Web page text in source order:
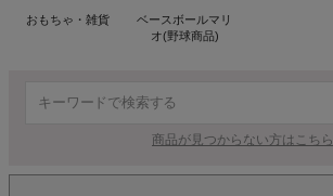
おもちゃ・雑貨
ベースボールマリ
オ(野球商品)
商品が見つからない方はこちら